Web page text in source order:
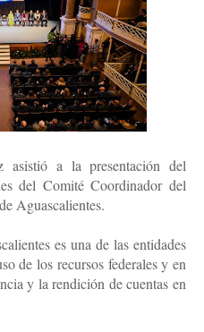
asistió a la presentación del
del Comité Coordinador del
Aguascalientes.
es una de las entidades
de los recursos federales y en
y la rendición de cuentas en